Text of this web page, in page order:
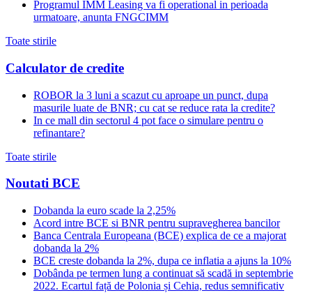
Programul IMM Leasing va fi operational in perioada
urmatoare, anunta FNGCIMM
Toate stirile
Calculator de credite
ROBOR la 3 luni a scazut cu aproape un punct, dupa
masurile luate de BNR; cu cat se reduce rata la credite?
In ce mall din sectorul 4 pot face o simulare pentru o
refinantare?
Toate stirile
Noutati BCE
Dobanda la euro scade la 2,25%
Acord intre BCE si BNR pentru supravegherea bancilor
Banca Centrala Europeana (BCE) explica de ce a majorat
dobanda la 2%
BCE creste dobanda la 2%, dupa ce inflatia a ajuns la 10%
Dobânda pe termen lung a continuat să scadă in septembrie
2022. Ecartul față de Polonia și Cehia, redus semnificativ